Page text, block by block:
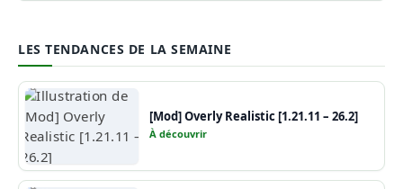
LES TENDANCES DE LA SEMAINE
[Mod] Overly Realistic [1.21.11 – 26.2]
À découvrir